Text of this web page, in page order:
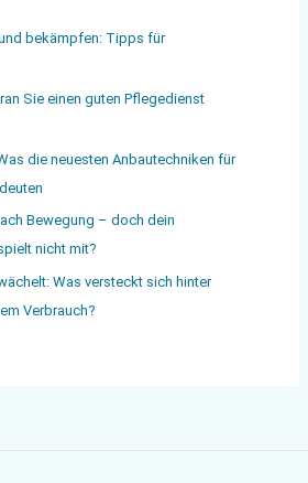
bekämpfen: Tipps für
Sie einen guten Pflegedienst
die neuesten Anbautechniken für
Bewegung – doch dein
nicht mit?
Was versteckt sich hinter
Verbrauch?